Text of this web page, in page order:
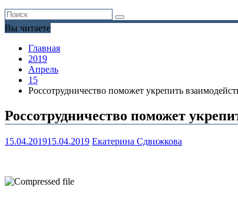
Вы читаете
Главная
2019
Апрель
15
Россотрудничество поможет укрепить
Россотрудничество поможет
15.04.201915.04.2019 Екатерина Сдвижкова